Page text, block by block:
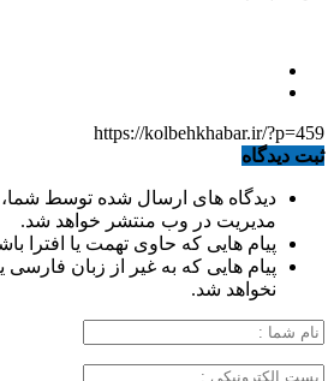
https://kolbehkhabar.ir/?p=459
ثبت دیدگاه
دیدگاه های ارسال شده توسط شما،
مدیریت در وب منتشر خواهد شد.
پیام هایی که حاوی تهمت یا افترا
پیام هایی که به غیر از زبان فارسی
نخواهد شد.